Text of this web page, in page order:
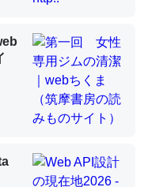
不足してて両方に不
あって面白い。海に
はカルシウムを使わ
が違うのか？